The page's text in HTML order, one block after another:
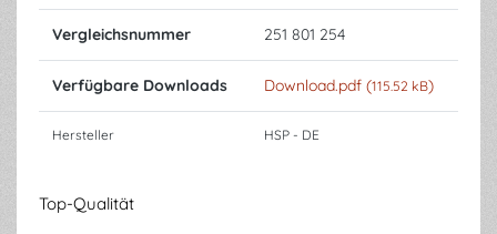
Vergleichsnummer 251 801 254
Verfügbare Downloads Download.pdf (115.52 kB)
Hersteller HSP - DE
Top-Qualität